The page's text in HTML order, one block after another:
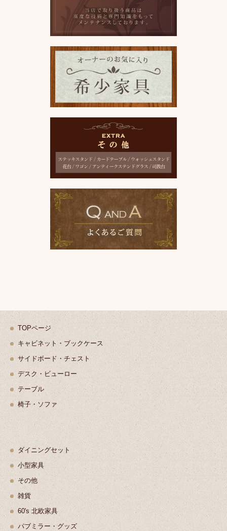
TOPページ
キャビネット・ブックケース
サイドボード・チェスト
デスク・ビューロー
テーブル
椅子・ソファ
ダイニングセット
小型家具
その他
雑貨
60's 北欧家具
パブミラー・グッズ